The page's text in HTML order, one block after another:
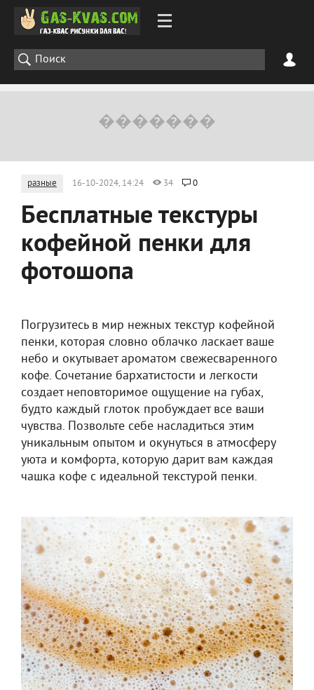
разные 16-10-2024, 14:24 34 0
Бесплатные текстуры
кофейной пенки для
фотошопа
Погрузитесь в мир нежных текстур кофейной
пенки, которая словно облачко ласкает ваше
небо и окутывает ароматом свежесваренного
кофе. Сочетание бархатистости и легкости
создает неповторимое ощущение на губах,
будто каждый глоток пробуждает все ваши
чувства. Позвольте себе насладиться этим
уникальным опытом и окунуться в атмосферу
уюта и комфорта, которую дарит вам каждая
чашка кофе с идеальной текстурой пенки.